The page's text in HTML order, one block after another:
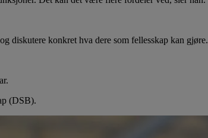
diskutere konkret hva dere som fellesskap kan gjøre.
(DSB).